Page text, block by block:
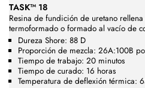
TASK™ 18
Resina de fundición de uretano
termoformado o formado al vacío de
Dureza Shore: 88 D
Proporción de mezcla: 26A:100B
Tiempo de trabajo: 20 minutos
Tiempo de curado: 16 horas
Temperatura de deflexión térmica: